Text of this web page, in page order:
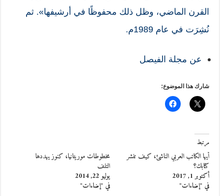
القرن الماضي، وظل ذلك محفوظًا في أرشيفها». ثم
نُشِرَت في عام 1989م.
عن مجلة الفيصل
شارك هذا الموضوع:
مرتبط
أيها الكاتب العربي الناشئ، كيف تنشر
كتابك؟
أكتوبر 1, 2017
في "إضاءات"
مخطوطات موريتانيا، كنوز يهددها
التلف
يوليو 22, 2014
في "إضاءات"